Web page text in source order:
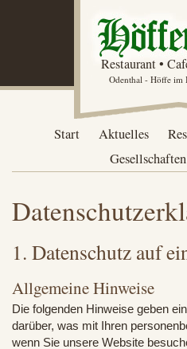
Restaurant •
Odenthal - Höffe im
Start Aktuelles
Gesellschaften
1. Datenschutz auf
Allgemeine Hinweise
Die folgenden Hinweise geben
darüber, was mit Ihren
wenn Sie unsere Website